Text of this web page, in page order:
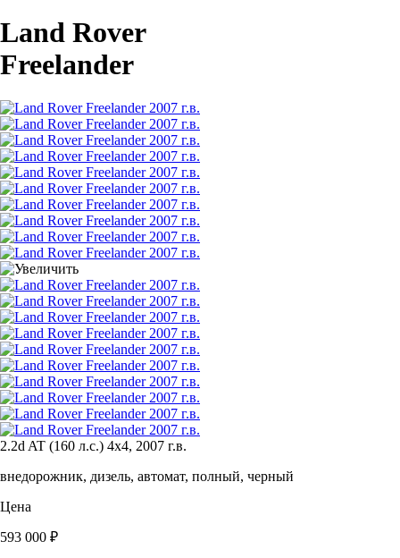
Land Rover
Freelander
2.2d AT (160 л.с.) 4x4, 2007 г.в.
внедорожник, дизель, автомат, полный, черный
Цена
593 000 ₽